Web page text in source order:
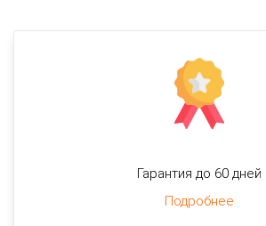
Гарантия до 60 дней
Подробнее